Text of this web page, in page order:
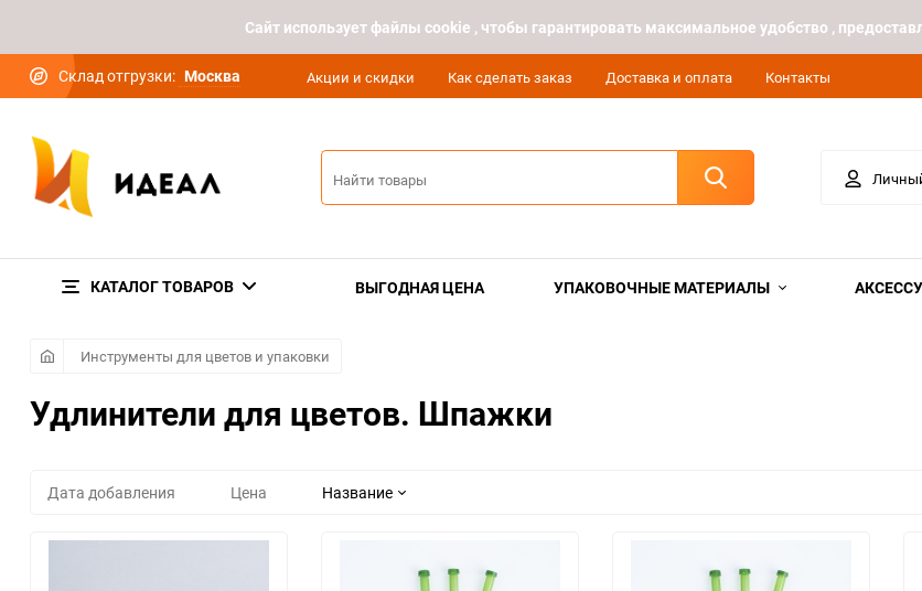
Cайт использует файлы cookie , чтобы гарантировать максимальное удобство ,
Склад отгрузки: Москва Акции и скидки Как сделать заказ Доставка и оплата Контакты
КАТАЛОГ ТОВАРОВ ВЫГОДНАЯ ЦЕНА УПАКОВОЧНЫЕ МАТЕРИАЛЫ
Инструменты для цветов и упаковки
Удлинители для цветов. Шпажки
Дата добавления Цена Название